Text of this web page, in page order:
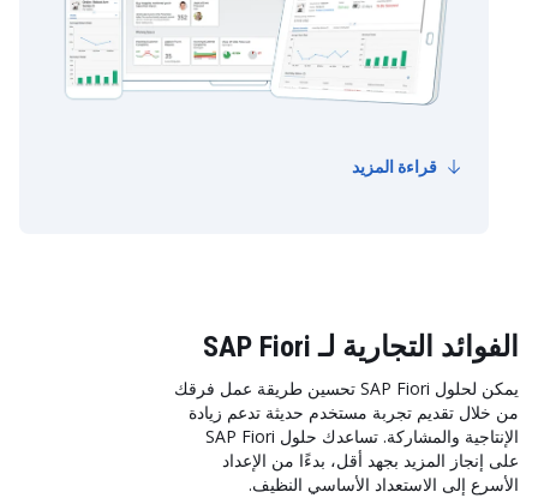
قراءة المزيد
الفوائد التجارية لـ SAP Fiori
يمكن لحلول SAP Fiori تحسين طريقة عمل فرقك
من خلال تقديم تجربة مستخدم حديثة تدعم زيادة
الإنتاجية والمشاركة. تساعدك حلول SAP Fiori
على إنجاز المزيد بجهد أقل، بدءًا من الإعداد
الأسرع إلى الاستعداد الأساسي النظيف.